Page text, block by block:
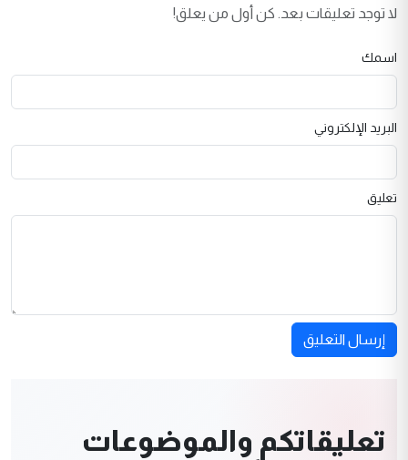
لا توجد تعليقات بعد. كن أول من يعلق!
اسمك
البريد الإلكتروني
تعليق
إرسال التعليق
تعليقاتكم والموضوعات